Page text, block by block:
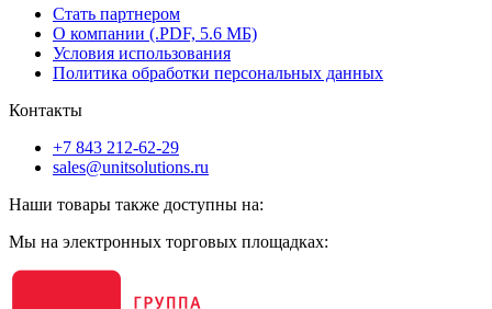
Стать партнером
О компании (.PDF, 5.6 МБ)
Условия использования
Политика обработки персональных данных
Контакты
+7 843 212-62-29
sales@unitsolutions.ru
Наши товары также доступны на:
Мы на электронных торговых площадках: